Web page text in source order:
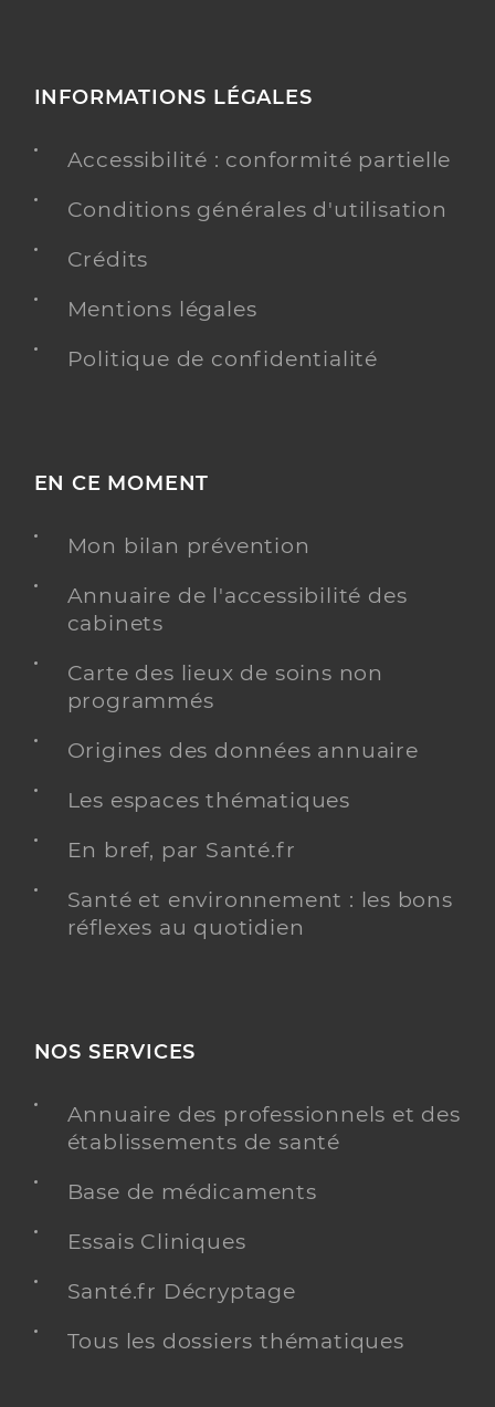
INFORMATIONS LÉGALES
Accessibilité : conformité partielle
Conditions générales d'utilisation
Crédits
Mentions légales
Politique de confidentialité
EN CE MOMENT
Mon bilan prévention
Annuaire de l'accessibilité des
cabinets
Carte des lieux de soins non
programmés
Origines des données annuaire
Les espaces thématiques
En bref, par Santé.fr
Santé et environnement : les bons
réflexes au quotidien
NOS SERVICES
Annuaire des professionnels et des
établissements de santé
Base de médicaments
Essais Cliniques
Santé.fr Décryptage
Tous les dossiers thématiques